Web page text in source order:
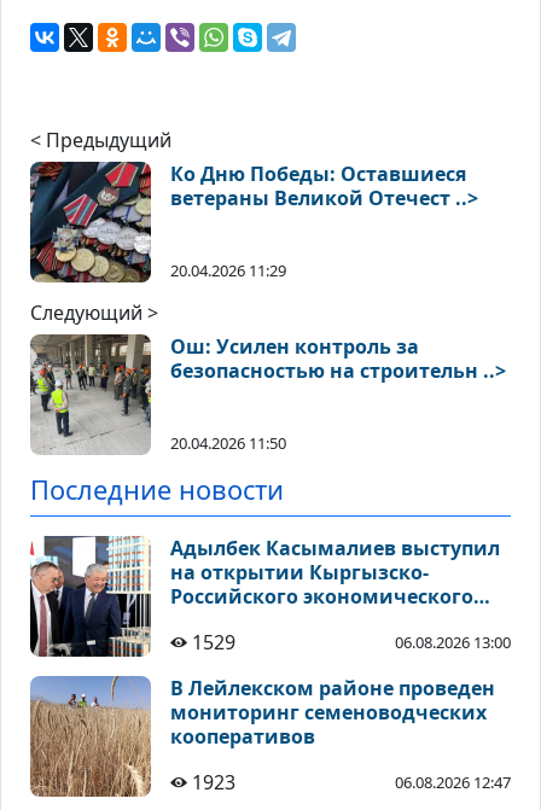
< Предыдущий
Ко Дню Победы: Оставшиеся
ветераны Великой Отечест ..>
20.04.2026 11:29
Следующий >
Ош: Усилен контроль за
безопасностью на строительн ..>
20.04.2026 11:50
Последние новости
Адылбек Касымалиев выступил
на открытии Кыргызско-
Российского экономического
1529
06.08.2026 13:00
В Лейлекском районе проведен
мониторинг семеноводческих
кооперативов
1923
06.08.2026 12:47